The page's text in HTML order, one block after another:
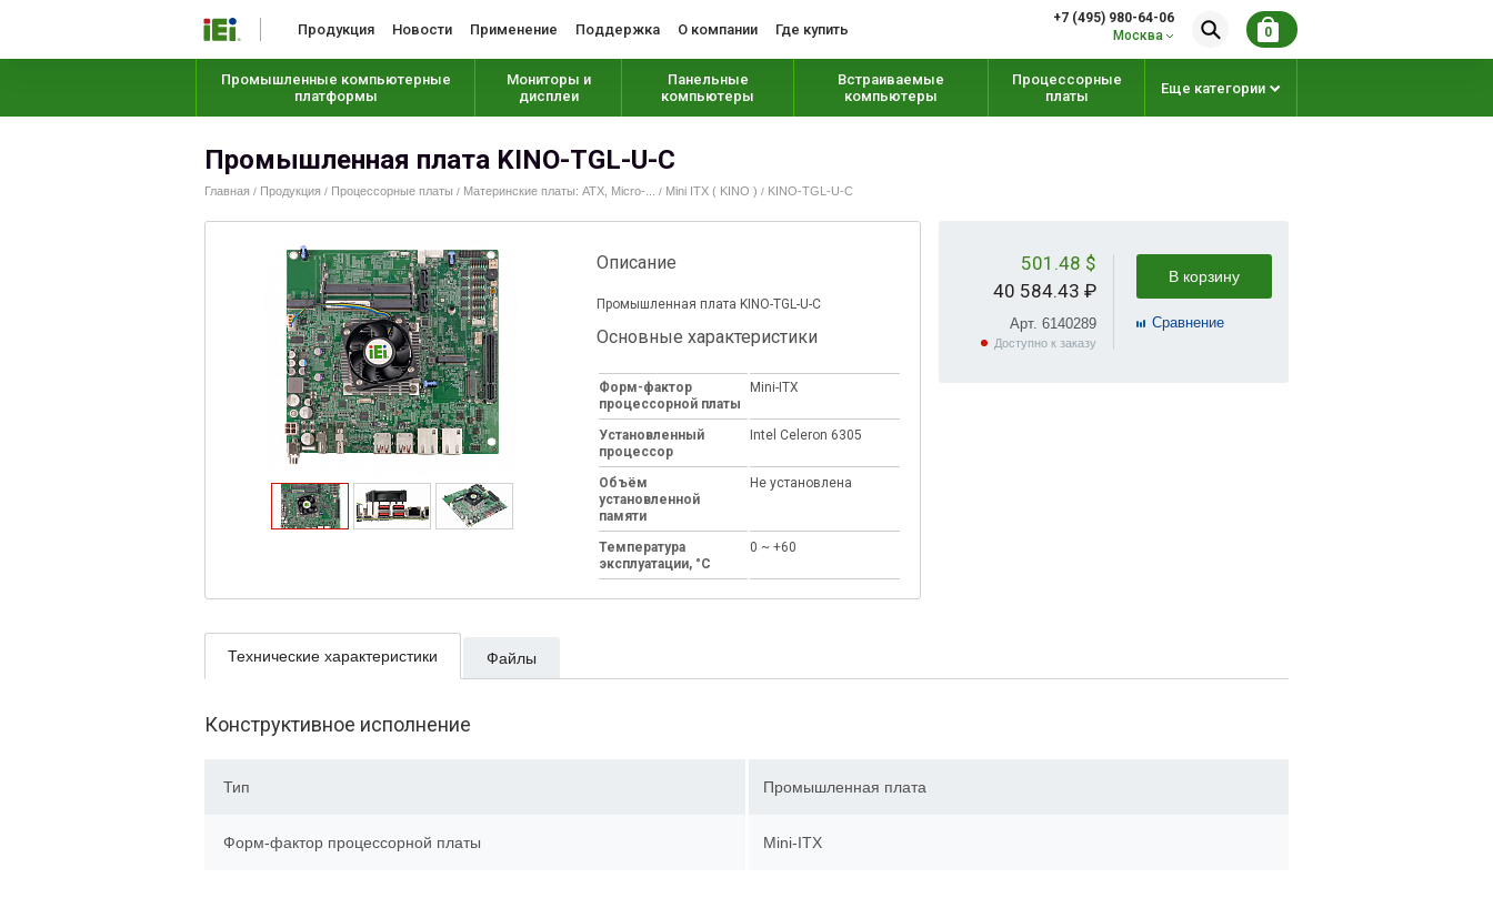
Продукция Новости Применение Поддержка О компании Где купить
+7 (495) 980-64-06
Москва
0
Промышленные компьютерные
платформы
Мониторы и
дисплеи
Панельные
компьютеры
Встраиваемые
компьютеры
Процессорные
платы
Еще категории
Промышленная плата KINO-TGL-U-C
Главная / Продукция / Процессорные платы / Материнские платы: ATX, Micro-... / Mini ITX ( KINO ) / KINO-TGL-U-C
Описание
Промышленная плата KINO-TGL-U-C
Основные характеристики
Форм-фактор
процессорной платы
Mini-ITX
Установленный
процессор
Intel Celeron 6305
Объём
установленной
памяти
Не установлена
Температура
эксплуатации, °C
0 ~ +60
501.48 $
40 584.43 ₽
Арт. 6140289
Доступно к заказу
В корзину
Cравнение
Технические характеристики Файлы
Конструктивное исполнение
Тип Промышленная плата
Форм-фактор процессорной платы Mini-ITX